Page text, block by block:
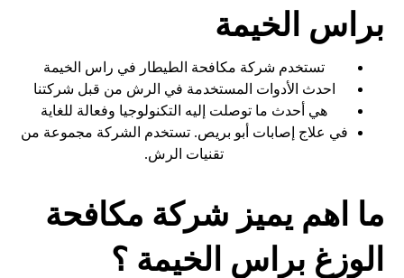
براس الخيمة
تستخدم شركة مكافحة الطيطار في راس الخيمة
احدث الأدوات المستخدمة في الرش من قبل شركتنا
هي أحدث ما توصلت إليه التكنولوجيا وفعالة للغاية
في علاج إصابات أبو بريص. تستخدم الشركة مجموعة من
تقنيات الرش.
ما اهم يميز شركة مكافحة
الوزغ براس الخيمة ؟